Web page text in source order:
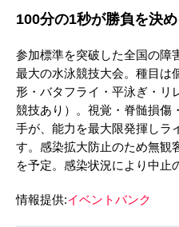
100分の1秒が勝負を決
参加標準を突破した全国の障
最大の水泳競技大会。種目は
形・バタフライ・平泳ぎ・リ
競技あり）。視覚・脊髄損傷
手が、能力を最大限発揮しラ
す。感染拡大防止のため無観
を予定。感染状況により中止
情報提供:イベントバンク